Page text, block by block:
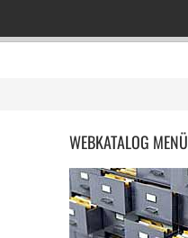
WEBKATALOG MENÜ